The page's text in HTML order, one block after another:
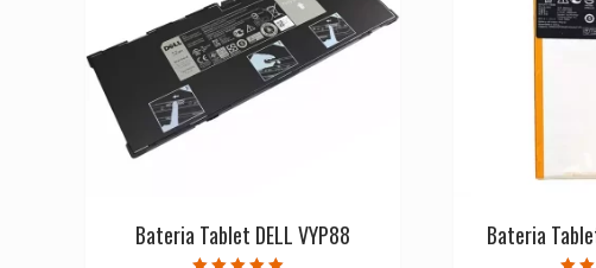
Bateria Tablet DELL VYP88 Bateria